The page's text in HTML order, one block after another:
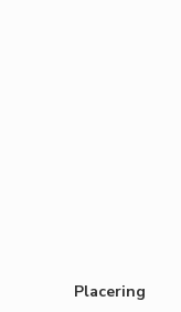
Placering